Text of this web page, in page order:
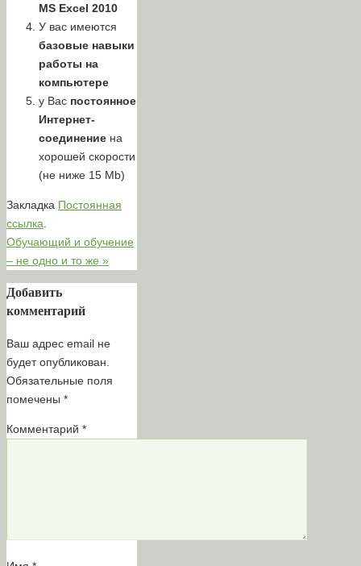
MS Excel 2010
У вас имеются
базовые навыки
работы на
компьютере
у Вас постоянное
Интернет-
соединение на
хорошей скорости
(не ниже 15 Mb)
Закладка Постоянная
ссылка
Обучающий и обучение
– не одно и то же »
Добавить
комментарий
Ваш адрес email не
будет опубликован.
Обязательные поля
помечены *
Комментарий *